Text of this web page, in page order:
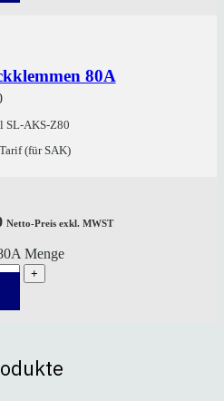
80A
SL-AKS-Z80
(für SAK)
Netto-Preis exkl. MWST
Menge